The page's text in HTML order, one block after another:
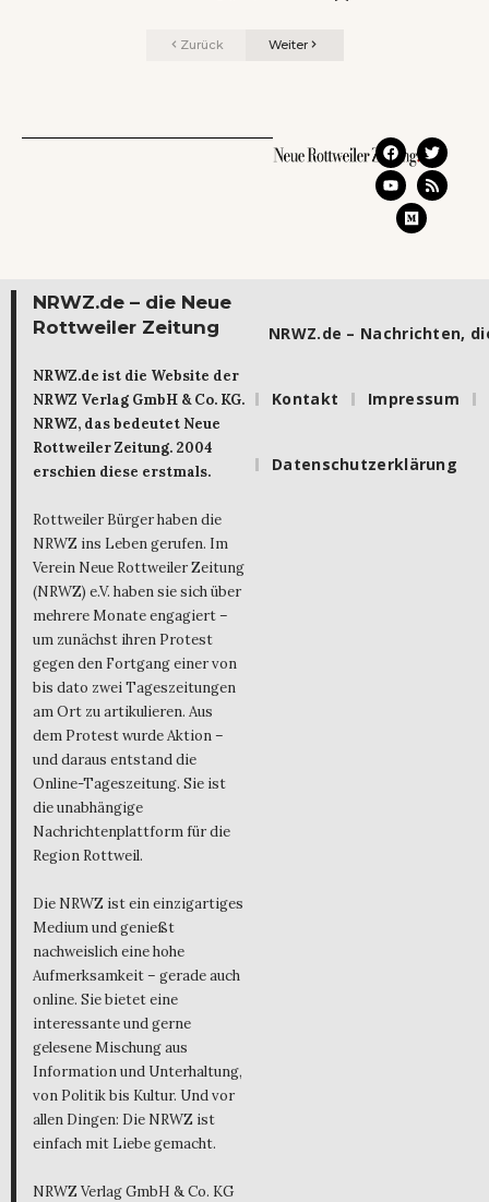
Zurück Weiter
NRWZ.de – die Neue
Rottweiler Zeitung
NRWZ.de ist die Website der
NRWZ Verlag GmbH & Co. KG.
NRWZ, das bedeutet Neue
Rottweiler Zeitung. 2004
erschien diese erstmals.
Rottweiler Bürger haben die
NRWZ ins Leben gerufen. Im
Verein Neue Rottweiler Zeitung
(NRWZ) e.V. haben sie sich über
mehrere Monate engagiert –
um zunächst ihren Protest
gegen den Fortgang einer von
bis dato zwei Tageszeitungen
am Ort zu artikulieren. Aus
dem Protest wurde Aktion –
und daraus entstand die
Online-Tageszeitung. Sie ist
die unabhängige
Nachrichtenplattform für die
Region Rottweil.
Die NRWZ ist ein einzigartiges
Medium und genießt
nachweislich eine hohe
Aufmerksamkeit – gerade auch
online. Sie bietet eine
interessante und gerne
gelesene Mischung aus
Information und Unterhaltung,
von Politik bis Kultur. Und vor
allen Dingen: Die NRWZ ist
einfach mit Liebe gemacht.
NRWZ Verlag GmbH & Co. KG
NRWZ.de – Nachrichten,
Kontakt Impressum
Datenschutzerklärung